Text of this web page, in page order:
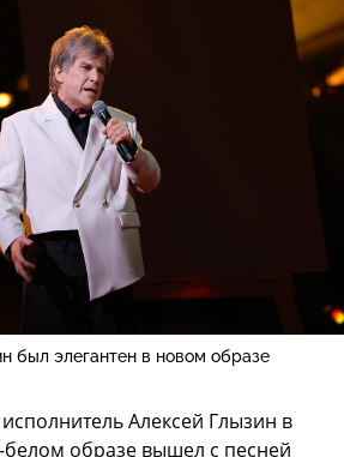
был элегантен в новом образе
Алексей Глызин в
образе вышел с песней